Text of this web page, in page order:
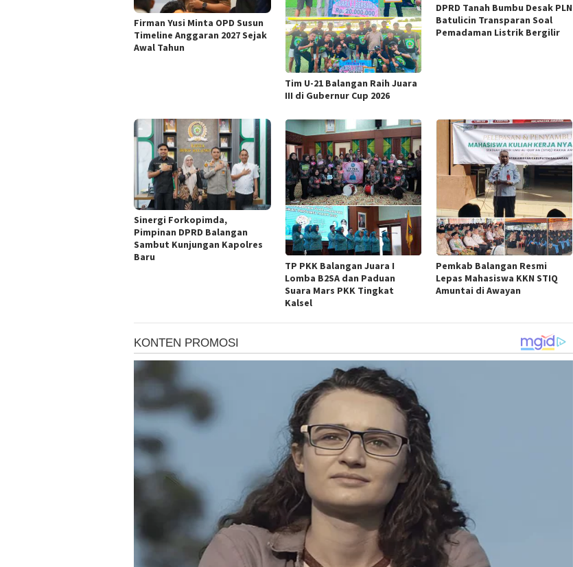
Firman Yusi Minta OPD Susun
Timeline Anggaran 2027 Sejak
Awal Tahun
Tim U-21 Balangan Raih Juara
III di Gubernur Cup 2026
DPRD Tanah Bumbu Desak PLN
Batulicin Transparan Soal
Pemadaman Listrik Bergilir
Sinergi Forkopimda,
Pimpinan DPRD Balangan
Sambut Kunjungan Kapolres
Baru
TP PKK Balangan Juara I
Lomba B2SA dan Paduan
Suara Mars PKK Tingkat
Kalsel
Pemkab Balangan Resmi
Lepas Mahasiswa KKN STIQ
Amuntai di Awayan